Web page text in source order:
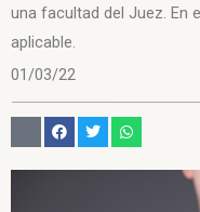
una facultad del Juez. En
aplicable.
01/03/22